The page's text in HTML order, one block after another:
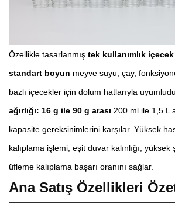
Özellikle tasarlanmış tek kullanımlık
standart boyun meyve suyu, çay,
bazlı içecekler için dolum hatlarıyla
ağırlığı: 16 g ile 90 g arası 200 ml ile 1,5 L
kapasite gereksinimlerini karşılar. Yüksek
kalıplama işlemi, eşit duvar kalınlığı, yüksek
üfleme kalıplama başarı oranını sağlar.
Ana Satış Özellikleri